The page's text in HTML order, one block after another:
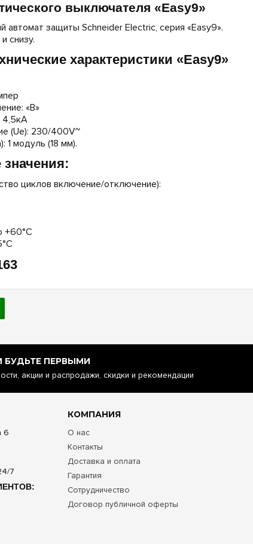
выключателя «Easy9»
защиты Schneider Electric, серия «Easy9».
снизу.
характеристики «Easy9»
«B»
4,5кА
(Ue): 230/400V~
1 модуль (18 мм).
циклов включение/отключение):
+60°C
БУДЬТЕ ПЕРВЫМИ
акции и распродажи, скидки и рекомендации
6
7
КОМПАНИЯ
О нас
Контакты
Доставка и оплата
Гарантия
Сотрудничество
Договор публичной оферты